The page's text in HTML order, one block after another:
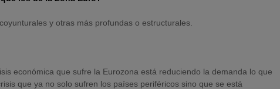
y otras más profundas o estructurales.
económica que sufre la Eurozona está reduciendo la demanda lo que
que ya no solo sufren los países periféricos sino que se está